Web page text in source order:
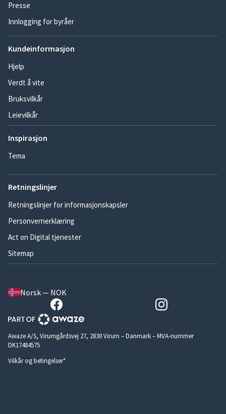
Presse
Innlogging for byråer
Kundeinformasjon
Hjelp
Verdt å vite
Bruksvilkår
Leievilkår
Inspirasjon
Tema
Retningslinjer
Retningslinjer for informasjonskapsler
Personvernerklæring
Act on Digital tjenester
Sitemap
Norsk — NOK
Awaze A/S, Virumgårdsvej 27, 2830 Virum – Danmark – MVA-nummer
DK17484575
Vilkår og betingelser*